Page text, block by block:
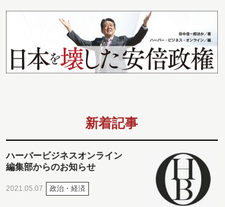
新着記事
ハーバービジネスオンライン
編集部からのお知らせ
2021.05.07 政治・経済